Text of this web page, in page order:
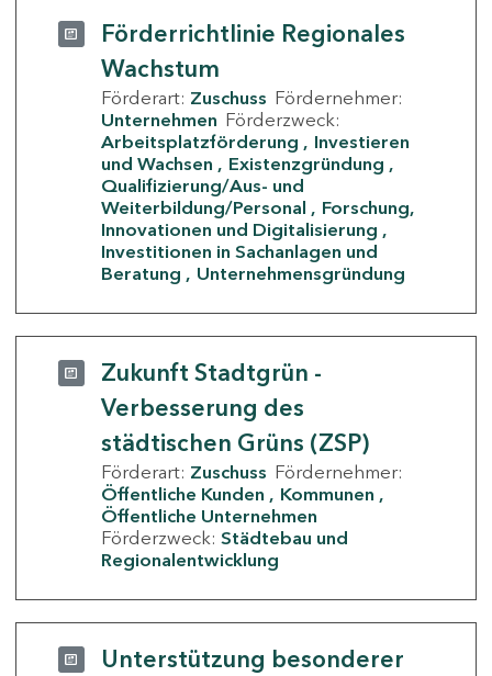
Förderrichtlinie Regionales
Wachstum
Förderart: Zuschuss Fördernehmer:
Unternehmen Förderzweck:
Arbeitsplatzförderung
Investieren
und Wachsen
Existenzgründung
Qualifizierung/Aus- und
Weiterbildung/Personal
Forschung,
Innovationen und Digitalisierung
Investitionen in Sachanlagen und
Beratung
Unternehmensgründung
Zukunft Stadtgrün -
Verbesserung des
städtischen Grüns (ZSP)
Förderart: Zuschuss Fördernehmer:
Öffentliche Kunden
Kommunen
Öffentliche Unternehmen
Förderzweck: Städtebau und
Regionalentwicklung
Unterstützung besonderer